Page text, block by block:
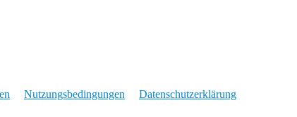
Nutzungsbedingungen Datenschutzerklärung